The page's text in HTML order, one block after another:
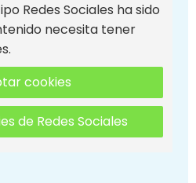
Redes Sociales ha sido
necesita tener
cookies
de Redes Sociales